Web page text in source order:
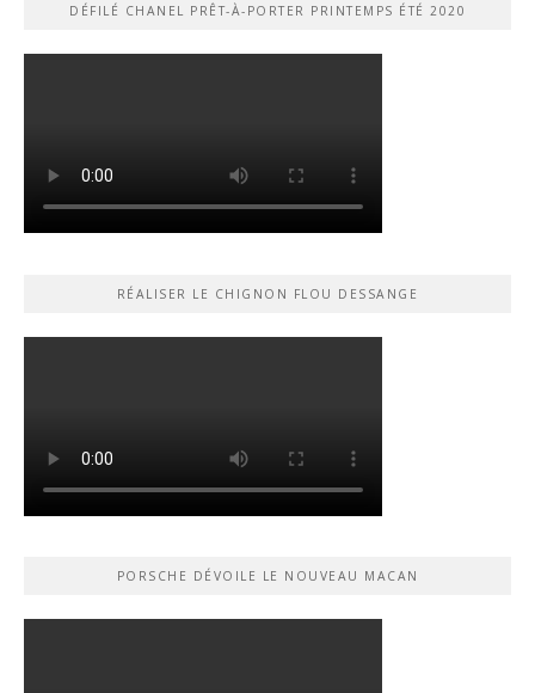
DÉFILÉ CHANEL PRÊT-À-PORTER PRINTEMPS ÉTÉ 2020
RÉALISER LE CHIGNON FLOU DESSANGE
PORSCHE DÉVOILE LE NOUVEAU MACAN